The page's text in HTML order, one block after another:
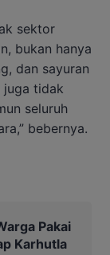
sektor
bukan hanya
dan sayuran
juga tidak
seluruh
bebernya.
Pakai
Karhutla